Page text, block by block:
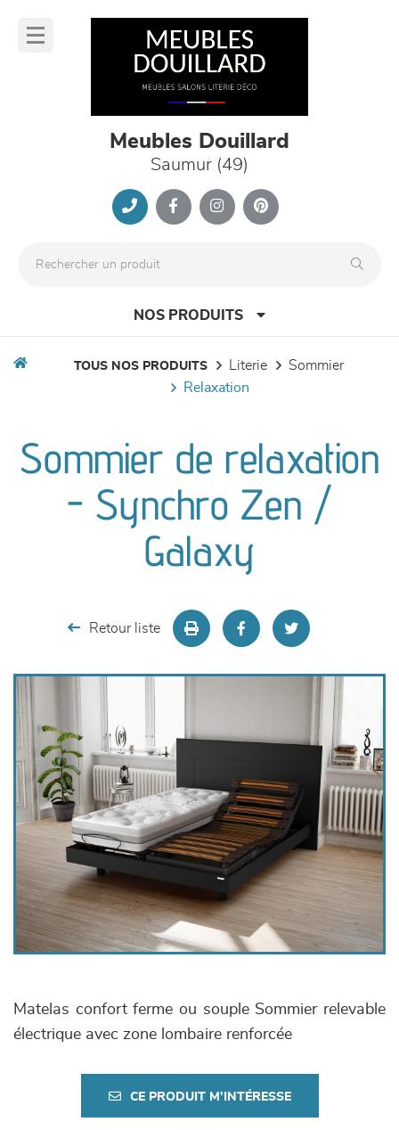
Meubles Douillard
Saumur (49)
NOS PRODUITS
séjours
meubles de complément
chambres et dressing
TOUS NOS PRODUITS literie
sommier
relaxation
Sommier de relaxation
- Synchro Zen /
Galaxy
Retour liste
Matelas confort ferme ou souple Sommier relevable
électrique avec zone lombaire renforcée
CE PRODUIT M'INTÉRESSE